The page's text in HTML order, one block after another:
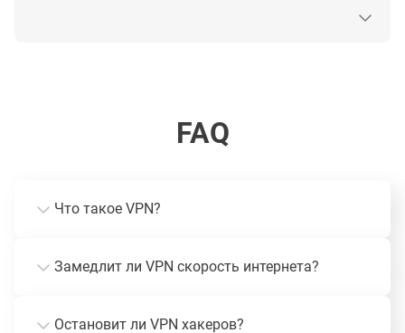
FAQ
Что такое VPN?
Замедлит ли VPN скорость интернета?
Остановит ли VPN хакеров?